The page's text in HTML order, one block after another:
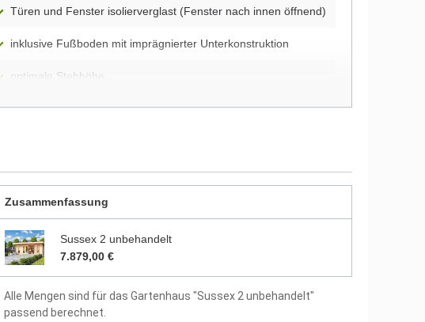
Türen und Fenster isolierverglast (Fenster nach innen öffnend)
inklusive Fußboden mit imprägnierter Unterkonstruktion
optimale Stehhöhe
lichtdurchflutetes Pultdach-Gartenhaus
Fußboden aus 18 mm starken Fußbodenbrettern
Montageanleitung und Montagematerial im Lieferumfang
enthalten
2 Jahre Herstellergarantie
Zusammenfassung
Sussex 2 unbehandelt
7.879,00 €
Alle Mengen sind für das Gartenhaus "Sussex 2 unbehandelt"
passend berechnet.